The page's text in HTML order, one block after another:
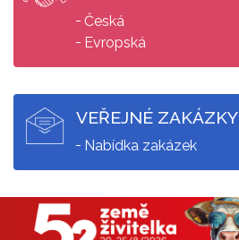
Česká
Evropská
VEŘEJNÉ ZAKÁZKY
Nabídka zakázek